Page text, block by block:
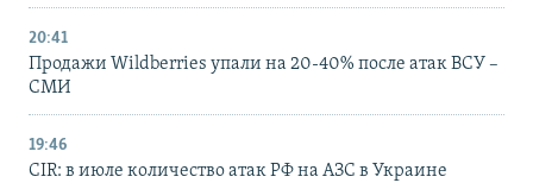
20:41
Продажи Wildberries упали на 20-40% после атак ВСУ –
СМИ
19:46
CIR: в июле количество атак РФ на АЗС в Украине